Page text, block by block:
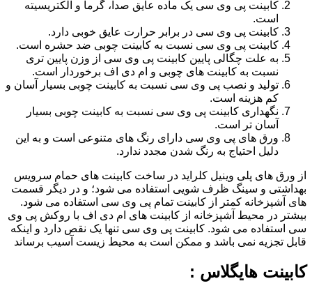
کابینت پی وی سی یک ماده عایق صدا، گرما و الکتریسیته
است.
کابینت پی وی سی در برابر حرارت عایق خوبی دارد.
کابینت پی وی سی نسبت به کابینت چوبی ضد حشره است.
به علت چگالی پایین کابینت پی وی سی از وزن پایین تری
نسبت به کابینت های چوبی و ام دی اف برخوردار است.
تولید و نصب پی وی سی نسبت به کابینت چوبی بسیار آسان و
کم هزینه است.
نگهداری کابینت پی وی سی نسبت به کابینت چوبی بسیار
آسان تر است.
ورق های پی وی سی دارای رنگ های متنوعی است و به این
دلیل احتیاج به رنگ شدن مجدد ندارد.
از ورق های پلی وینیل کلراید در ساخت کابینت های حمام سرویس
بهداشتی و سینگ ظرف شویی استفاده می شود؛ و در دیگر قسمت
های آشپزخانه کمتر از کابینت تمام پی وی سی استفاده می شود.
بیشتر در محیط آشپزخانه از کابینت های ام دی اف با روکش پی وی
سی استفاده می شود. کابینت پی وی سی تنها یک نقص دارد و اینکه
قابل تجزیه نمی باشد و ممکن است به محیط زیست آسیب برساند
کابینت هایگلاس :